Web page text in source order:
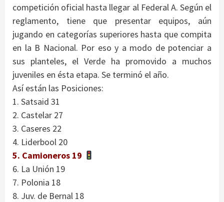
competición oficial hasta llegar al Federal A. Según el
reglamento, tiene que presentar equipos, aún
jugando en categorías superiores hasta que compita
en la B Nacional. Por eso y a modo de potenciar a
sus planteles, el Verde ha promovido a muchos
juveniles en ésta etapa. Se terminó el año.
Así están las Posiciones:
1. Satsaid 31
2. Castelar 27
3. Caseres 22
4. Liderbool 20
5. Camioneros 19
6. La Unión 19
7. Polonia 18
8. Juv. de Bernal 18